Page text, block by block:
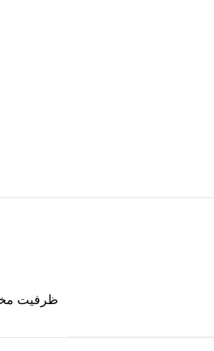
ظرفيت مخزن 2